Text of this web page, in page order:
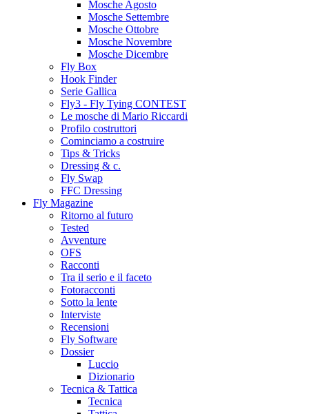
Mosche Agosto
Mosche Settembre
Mosche Ottobre
Mosche Novembre
Mosche Dicembre
Fly Box
Hook Finder
Serie Gallica
Fly3 - Fly Tying CONTEST
Le mosche di Mario Riccardi
Profilo costruttori
Cominciamo a costruire
Tips & Tricks
Dressing & c.
Fly Swap
FFC Dressing
Fly Magazine
Ritorno al futuro
Tested
Avventure
OFS
Racconti
Tra il serio e il faceto
Fotoracconti
Sotto la lente
Interviste
Recensioni
Fly Software
Dossier
Luccio
Dizionario
Tecnica & Tattica
Tecnica